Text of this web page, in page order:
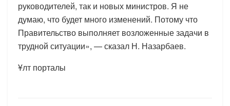
руководителей, так и новых министров. Я не
думаю, что будет много изменений. Потому что
Правительство выполняет возложенные задачи в
трудной ситуации», — сказал Н. Назарбаев.
Ұлт порталы